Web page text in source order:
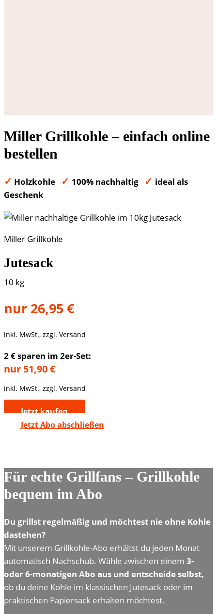
Miller Grillkohle – einfach online
bestellen
✓ Holzkohle ✓ 100% nachhaltig ✓ ideal als
Geschenk
Miller Grillkohle
Jutesack
10 kg
nur 26,95 €
inkl. MwSt., zzgl. Versand
2 € sparen im 2er-Set:
nur 51,90 €
inkl. MwSt., zzgl. Versand
Jetzt kaufen
Jetzt Abo abschließen
Für echte Grillfans – Grillkohle
bequem im Abo
Du grillst regelmäßig und möchtest nie ohne Kohle
dastehen?
Mit unserem Grillkohle-Abo erhältst du jeden Monat
automatisch Nachschub. Wähle zwischen einem 3-
oder 6-monatigen Abo aus und entscheide selbst,
ob du deine Kohle im klassischen Jutesack oder im
praktischen Papiersack erhalten möchtest.